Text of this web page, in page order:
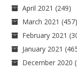
April 2021 (249)
March 2021 (457)
February 2021
January 2021
December 2020